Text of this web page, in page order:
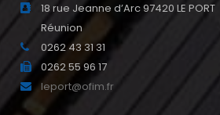
18 rue Jeanne d’Arc 97420 LE PORT
Réunion
0262 43 31 31
0262 55 96 17
leport@ofim.fr